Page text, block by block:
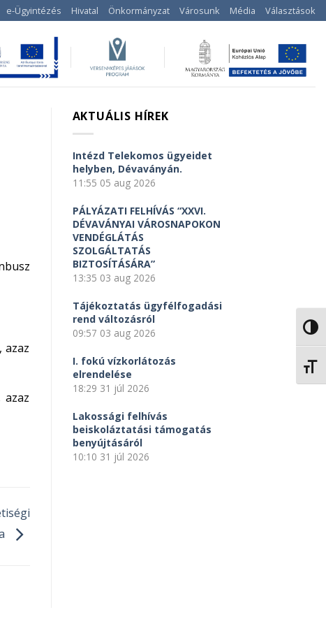
e-Ügyintézés Hivatal Önkormányzat Városunk Média Választások
azaz
AKTUÁLIS HÍREK
Intézd Telekomos ügyeidet
helyben, Dévaványán.
11:55 05 aug 2026
PÁLYÁZATI FELHÍVÁS “XXVI.
DÉVAVÁNYAI VÁROSNAPOKON
VENDÉGLÁTÁS
SZOLGÁLTATÁS
BIZTOSÍTÁSÁRA”
13:35 03 aug 2026
Tájékoztatás ügyfélfogadási
rend változásról
09:57 03 aug 2026
I. fokú vízkorlátozás
elrendelése
18:29 31 júl 2026
Lakossági felhívás
beiskoláztatási támogatás
benyújtásáról
10:10 31 júl 2026